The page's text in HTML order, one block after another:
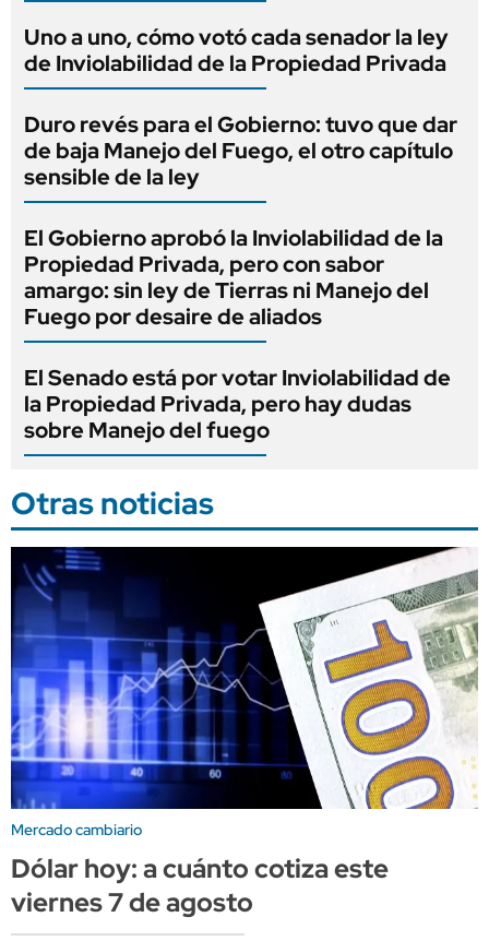
Uno a uno, cómo votó cada senador la ley
de Inviolabilidad de la Propiedad Privada
Duro revés para el Gobierno: tuvo que dar
de baja Manejo del Fuego, el otro capítulo
sensible de la ley
El Gobierno aprobó la Inviolabilidad de la
Propiedad Privada, pero con sabor
amargo: sin ley de Tierras ni Manejo del
Fuego por desaire de aliados
El Senado está por votar Inviolabilidad de
la Propiedad Privada, pero hay dudas
sobre Manejo del fuego
Otras noticias
Mercado cambiario
Dólar hoy: a cuánto cotiza este
viernes 7 de agosto